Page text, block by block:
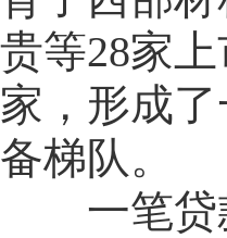
贵等28家
家，形成
备梯队。
一笔贷款